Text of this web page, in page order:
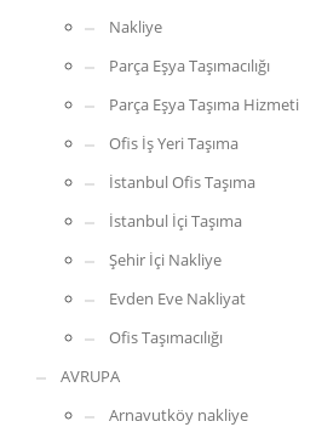
Nakliye
Parça Eşya Taşımacılığı
Parça Eşya Taşıma Hizmeti
Ofis İş Yeri Taşıma
İstanbul Ofis Taşıma
İstanbul İçi Taşıma
Şehir İçi Nakliye
Evden Eve Nakliyat
Ofis Taşımacılığı
AVRUPA
Arnavutköy nakliye